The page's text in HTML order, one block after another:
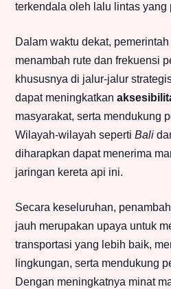
terkendala oleh lalu lintas yang
Dalam waktu dekat,
menambah rute dan frekuensi
khususnya di jalur-jalur
dapat meningkatkan
masyarakat, serta mendukung
Wilayah-wilayah seperti Bali
diharapkan dapat menerima
jaringan kereta api ini.
Secara keseluruhan,
jauh merupakan upaya untuk
transportasi yang lebih baik,
lingkungan, serta mendukung
Dengan meningkatnya minat